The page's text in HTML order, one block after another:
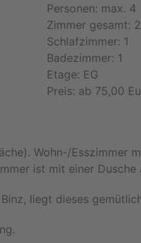
Personen: max. 4
Zimmer gesamt: 2
Schlafzimmer: 1
Badezimmer: 1
Etage: EG
Preis: ab 75,00
Wohn-/
ist mit einer Dusche
liegt dieses